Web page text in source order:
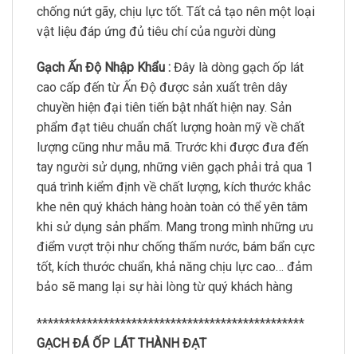
chống nứt gãy, chịu lực tốt. Tất cả tạo nên một loại
vật liệu đáp ứng đủ tiêu chí của người dùng
Gạch Ấn Độ Nhập Khẩu : Đây là dòng gạch ốp lát
cao cấp đến từ Ấn Độ được sản xuất trên dây
chuyền hiện đại tiên tiến bật nhất hiện nay. Sản
phẩm đạt tiêu chuẩn chất lượng hoàn mỹ về chất
lượng cũng như mẫu mã. Trước khi được đưa đến
tay người sử dụng, những viên gạch phải trả qua 1
quá trình kiểm định về chất lượng, kích thước khắc
khe nên quý khách hàng hoàn toàn có thể yên tâm
khi sử dụng sản phẩm. Mang trong mình những ưu
điểm vượt trội như chống thấm nước, bám bẩn cực
tốt, kích thước chuẩn, khả năng chịu lực cao… đảm
bảo sẽ mang lại sự hài lòng từ quý khách hàng
************************************************
GẠCH ĐÁ ỐP LÁT THÀNH ĐẠT